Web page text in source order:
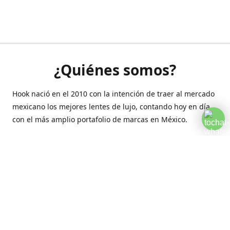
¿Quiénes somos?
Hook nació en el 2010 con la intención de traer al mercado
mexicano los mejores lentes de lujo, contando hoy en día
con el más amplio portafolio de marcas en México.